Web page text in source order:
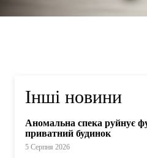
Інші новини
Аномальна спека руйнує
приватний будинок
5 Серпня 2026